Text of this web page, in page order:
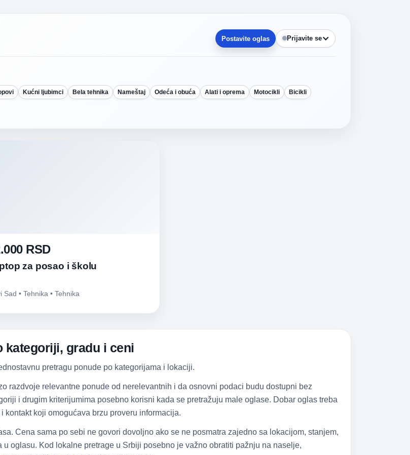
Postavite oglas Prijavite se
Kućni ljubimci Bela tehnika Nameštaj Odeća i obuća Alati i oprema Motocikli
Bicikli
RSD
za posao i školu
Sad • Tehnika • Tehnika
kategoriji, gradu i ceni
pretragu ponude po kategorijama i lokaciji.
razdvoje relevantne ponude od nerelevantnih i da osnovni podaci budu dostupni bez
i drugim kriterijumima posebno korisni kada se pretražuju male oglase. Dobar oglas treba
koji omogućava brzu proveru informacija.
Cena sama po sebi ne govori dovoljno ako se ne posmatra zajedno sa lokacijom, stanjem,
oglasu. Kod lokalne pretrage u Srbiji posebno je važno obratiti pažnju na naselje,